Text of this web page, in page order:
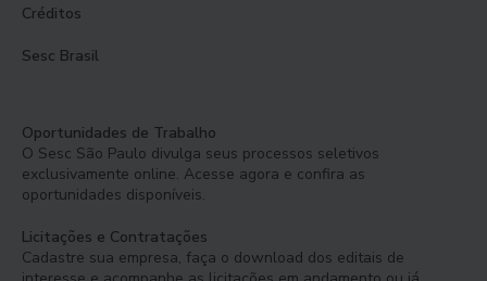
Créditos
Sesc Brasil
Oportunidades de Trabalho
O Sesc São Paulo divulga seus processos seletivos
exclusivamente online. Acesse agora e confira as
oportunidades disponíveis.
Licitações e Contratações
Cadastre sua empresa, faça o download dos editais de